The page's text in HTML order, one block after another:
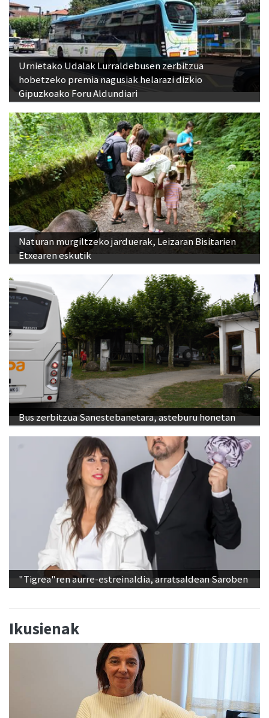
Urnietako Udalak Lurraldebusen zerbitzua
hobetzeko premia nagusiak helarazi dizkio
Gipuzkoako Foru Aldundiari
Naturan murgiltzeko jarduerak, Leizaran Bisitarien
Etxearen eskutik
Bus zerbitzua Sanestebanetara, asteburu honetan
"Tigrea"ren aurre-estreinaldia, arratsaldean Saroben